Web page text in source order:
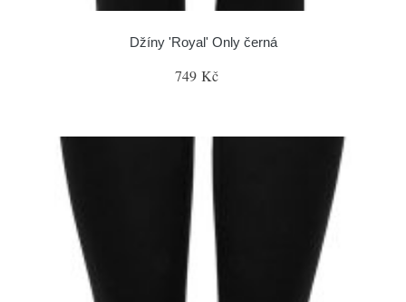
Džíny 'Royal' Only černá
749 Kč